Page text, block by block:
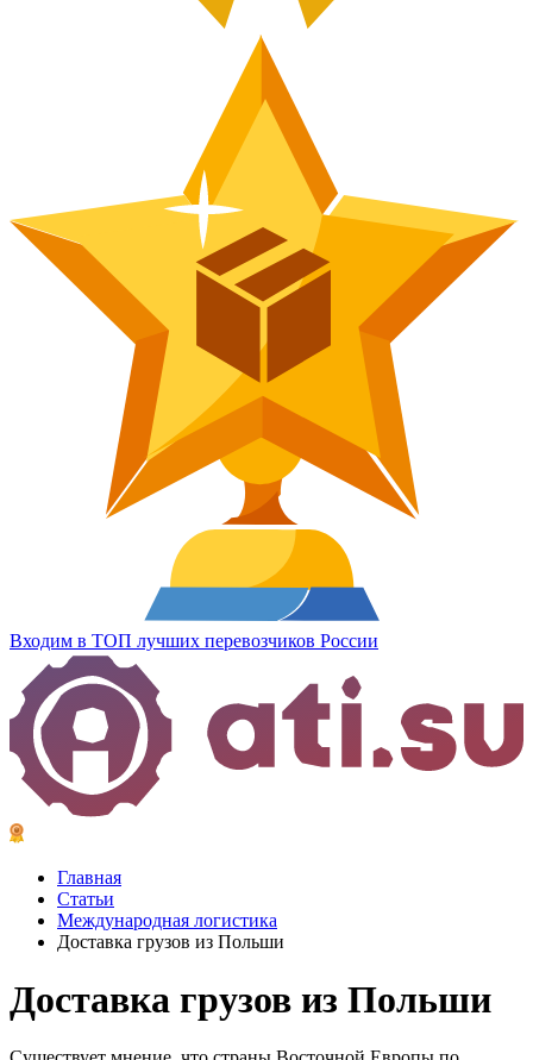
Входим в ТОП лучших перевозчиков России
Главная
Статьи
Международная логистика
Доставка грузов из Польши
Доставка грузов из Польши